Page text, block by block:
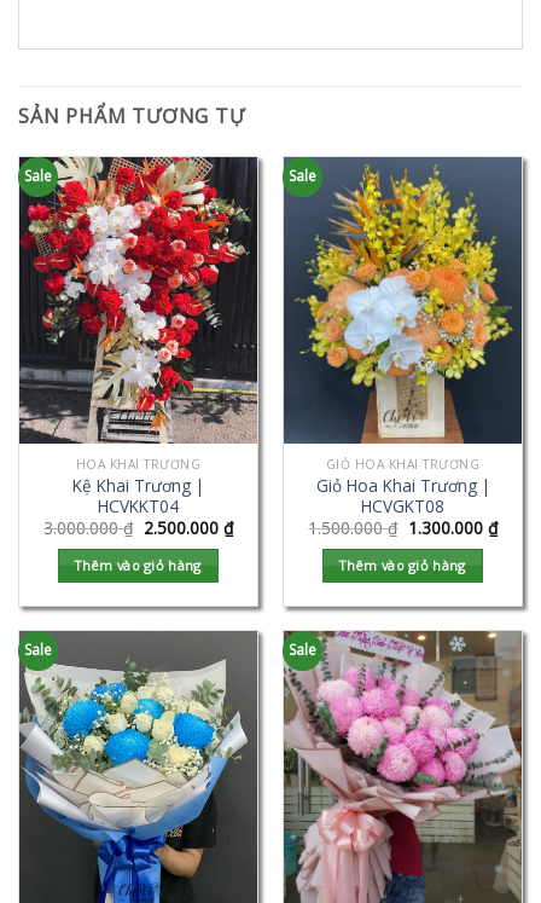
SẢN PHẨM TƯƠNG TỰ
Sale
HOA KHAI TRƯƠNG
Kệ Khai Trương |
HCVKKT04
3.000.000₫ 2.500.000 ₫
Thêm vào giỏ hàng
Sale
GIỎ HOA KHAI TRƯƠNG
Giỏ Hoa Khai Trương |
HCVGKT08
1.500.000₫ 1.300.000 ₫
Thêm vào giỏ hàng
Sale Sale